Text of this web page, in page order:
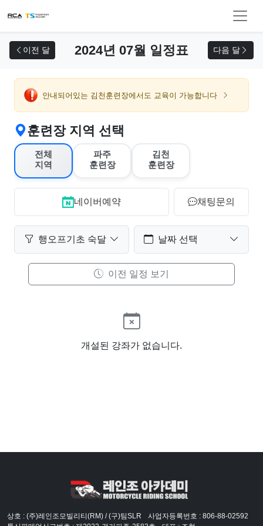
이전 달 2024년 07월 일정표 다음 달
안내되어있는 김천훈련장에서도 교육이 가능합니다
훈련장 지역 선택
전체
지역
파주
훈련장
김천
훈련장
네이버예약 채팅문의
행오프기초 숙달 날짜 선택
이전 일정 보기
개설된 강좌가 없습니다.
상호 : (주)레인조모빌리티(RM) / (구)팀SLR
사업자등록번호 : 806-88-02592